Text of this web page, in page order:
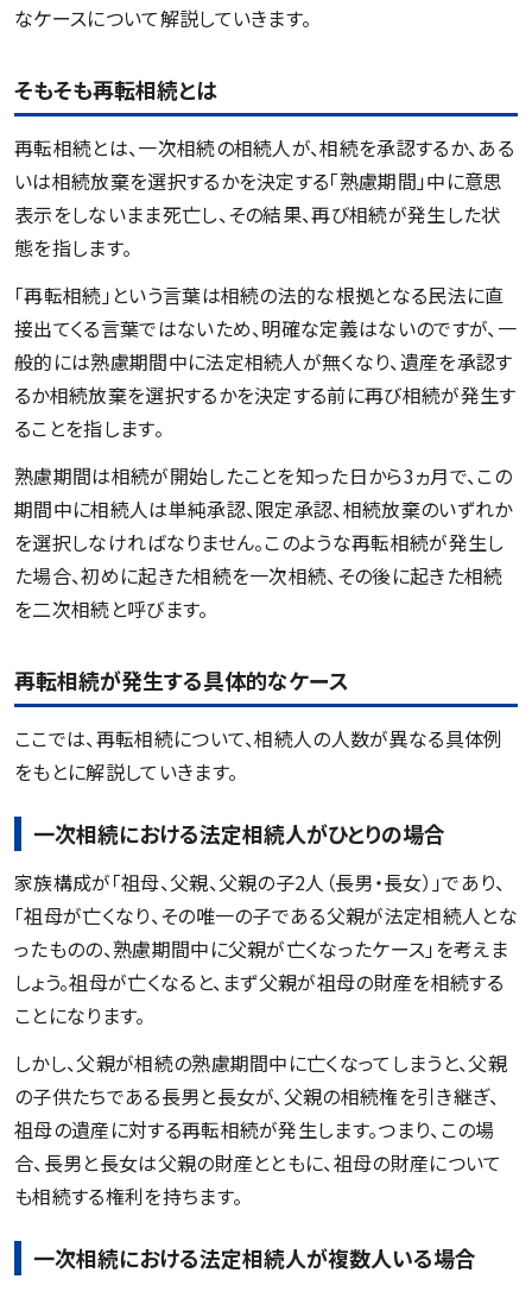
なケースについて解説していきます。
そもそも再転相続とは
再転相続とは、一次相続の相続人が、相続を承認するか、ある
いは相続放棄を選択するかを決定する「熟慮期間」中に意思
表示をしないまま死亡し、その結果、再び相続が発生した状
態を指します。
「再転相続」という言葉は相続の法的な根拠となる民法に直
接出てくる言葉ではないため、明確な定義はないのですが、一
般的には熟慮期間中に法定相続人が無くなり、遺産を承認す
るか相続放棄を選択するかを決定する前に再び相続が発生す
ることを指します。
熟慮期間は相続が開始したことを知った日から3ヵ月で、この
期間中に相続人は単純承認、限定承認、相続放棄のいずれか
を選択しなければなりません。このような再転相続が発生し
た場合、初めに起きた相続を一次相続、その後に起きた相続
を二次相続と呼びます。
再転相続が発生する具体的なケース
ここでは、再転相続について、相続人の人数が異なる具体例
をもとに解説していきます。
一次相続における法定相続人がひとりの場合
家族構成が「祖母、父親、父親の子2人（長男・長女）」であり、
「祖母が亡くなり、その唯一の子である父親が法定相続人とな
ったものの、熟慮期間中に父親が亡くなったケース」を考えま
しょう。祖母が亡くなると、まず父親が祖母の財産を相続する
ことになります。
しかし、父親が相続の熟慮期間中に亡くなってしまうと、父親
の子供たちである長男と長女が、父親の相続権を引き継ぎ、
祖母の遺産に対する再転相続が発生します。つまり、この場
合、長男と長女は父親の財産とともに、祖母の財産について
も相続する権利を持ちます。
一次相続における法定相続人が複数人いる場合